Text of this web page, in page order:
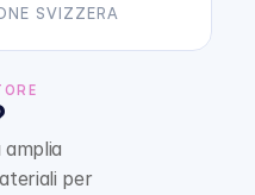
SVIZZERA
per